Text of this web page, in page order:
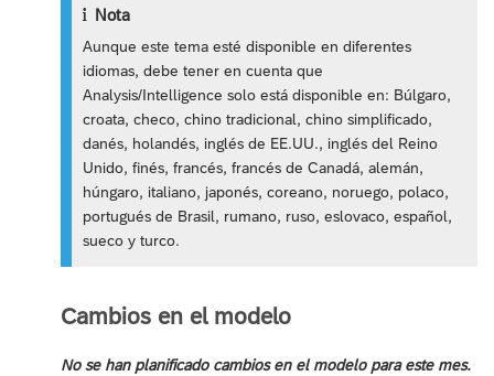
Nota
Aunque este tema esté disponible en diferentes
idiomas, debe tener en cuenta que
Analysis/Intelligence solo está disponible en: Búlgaro,
croata, checo, chino tradicional, chino simplificado,
danés, holandés, inglés de EE.UU., inglés del Reino
Unido, finés, francés, francés de Canadá, alemán,
húngaro, italiano, japonés, coreano, noruego, polaco,
portugués de Brasil, rumano, ruso, eslovaco, español,
sueco y turco.
Cambios en el modelo
No se han planificado cambios en el modelo para este mes.